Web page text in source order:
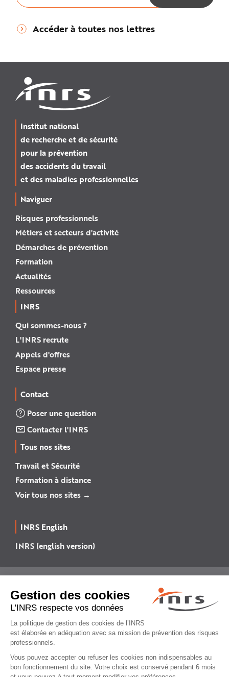
Accéder à toutes nos lettres
Institut national
de recherche et de sécurité
pour la prévention
des accidents du travail
et des maladies professionnelles
Naviguer
Risques professionnels
Métiers et secteurs d'activité
Démarches de prévention
Formation
Actualités
Ressources
INRS
Qui sommes-nous ?
L'INRS recrute
Appels d'offres
Espace presse
Contact
Poser une question
Contacter l'INRS
Tous nos sites
Travail et Sécurité
Formation à distance
Voir tous nos sites →
INRS English
INRS (english version)
Plan du site
Mentions légales
Politique de confidentialité
© INRS 2026